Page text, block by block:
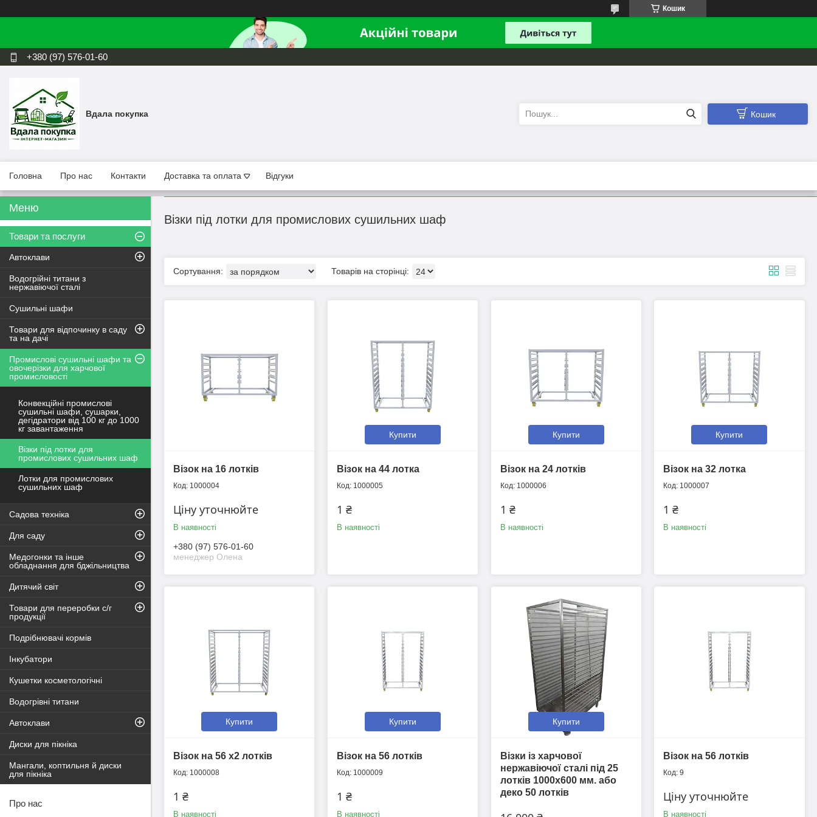
Кошик
+380 (97) 576-01-60
Вдала покупка Кошик
Головна Про нас Контакти Доставка та оплата Відгуки
Візки під лотки для промислових сушильних шаф
Візок на 16 лотків
1000004
Ціну уточнюйте
В наявності
+380 (97) 576-01-60
менеджер Олена
Купити
Візок на 44 лотка
1000005
1 ₴
В наявності
Купити
Візок на 24 лотків
1000006
1 ₴
В наявності
Купити
Візок на 32 лотка
1000007
1 ₴
В наявності
Купити
Візок на 56 х2 лотків
1000008
1 ₴
В наявності
Купити
Візок на 56 лотків
1000009
1 ₴
В наявності
Купити
Візки із харчової
нержавіючої сталі під 25
лотків 1000х600 мм. або
деко 50 лотків
Візок на 56 лотків
9
Ціну уточнюйте
В наявності
Товари та послуги
Автоклави
Водогрійні титани з
нержавіючої сталі
Сушильні шафи
Товари для відпочинку в саду
та на дачі
Промислові сушильні шафи та
овочерізки для харчової
промисловості
Конвекційні промислові
сушильні шафи, сушарки,
дегідратори від 100 кг до 1000
кг завантаження
Візки під лотки для
промислових сушильних шаф
Лотки для промислових
сушильних шаф
Садова техніка
Для саду
Медогонки та інше
обладнання для бджільництва
Дитячий світ
Товари для переробки с/г
продукції
Подрібнювачі кормів
Інкубатори
Кушетки косметологічні
Водогрівні титани
Автоклави
Диски для пікніка
Мангали, коптильня й диски
для пікніка
Про нас